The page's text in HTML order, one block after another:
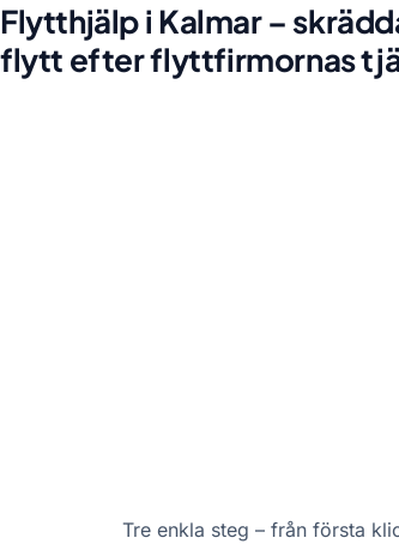
Flytthjälp i Kalmar –
flytt efter flyttfirmornas
Tre enkla steg – från första